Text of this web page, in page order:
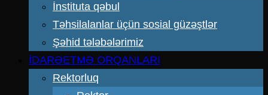
İnstituta qəbul
Təhsilalanlar üçün sosial güzəştlər
Şəhid tələbələrimiz
İDARƏETMƏ ORQANLARI
Rektorluq